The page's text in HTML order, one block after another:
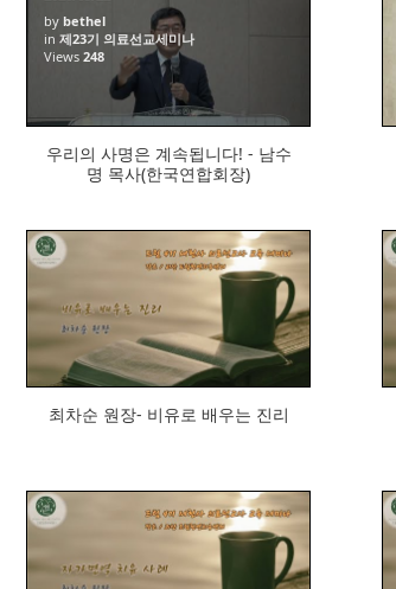
by bethel
in제23기 의료선교세미나
Views248
우리의 사명은 계속됩니다! - 남수
명 목사(한국연합회장)
848
최차순 원장- 비유로 배우는 진리
621